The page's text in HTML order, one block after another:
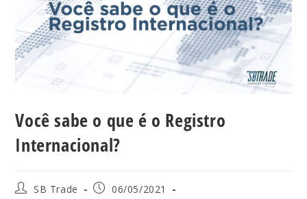
Você sabe o que é o Registro
Internacional?
SB Trade
06/05/2021